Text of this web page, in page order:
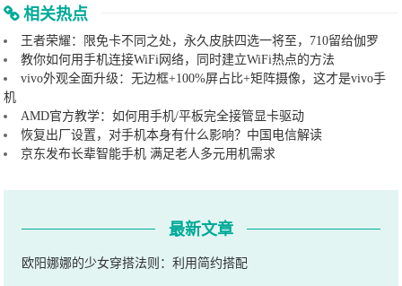
相关热点
王者荣耀：限免卡不同之处，永久皮肤四选一将至，710留给伽罗
教你如何用手机连接WiFi网络，同时建立WiFi热点的方法
vivo外观全面升级：无边框+100%屏占比+矩阵摄像，这才是vivo手
机
AMD官方教学：如何用手机/平板完全接管显卡驱动
恢复出厂设置，对手机本身有什么影响？中国电信解读
京东发布长辈智能手机 满足老人多元用机需求
最新文章
欧阳娜娜的少女穿搭法则：利用简约搭配